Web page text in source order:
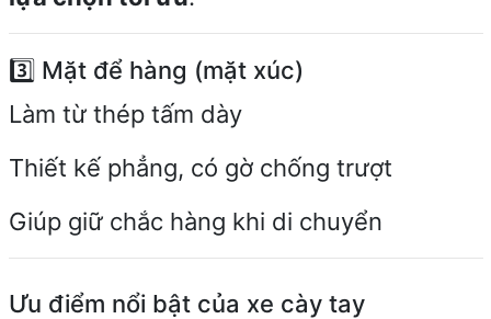
3️⃣ Mặt để hàng (mặt xúc)
Làm từ thép tấm dày
Thiết kế phẳng, có gờ chống trượt
Giúp giữ chắc hàng khi di chuyển
Ưu điểm nổi bật của xe cày tay